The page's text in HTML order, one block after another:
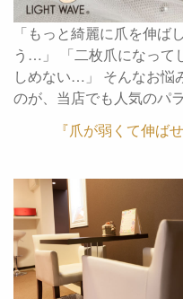
「もっと綺麗に爪を伸ば
う…」 「二枚爪になって
しめない…」 そんなお悩
のが、当店でも人気のパ
『爪が弱くて伸ば